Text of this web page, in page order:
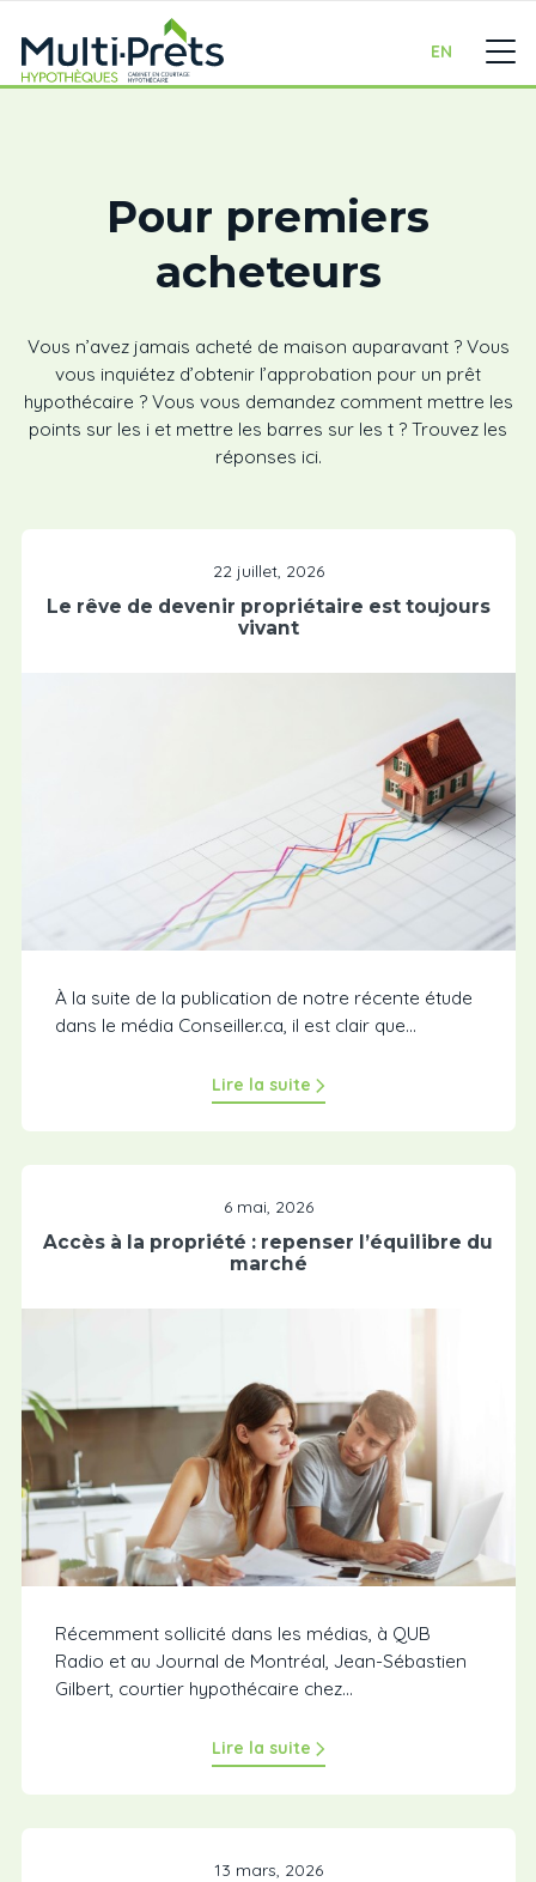
EN
Pour premiers
acheteurs
Vous n’avez jamais acheté de maison auparavant ? Vous
vous inquiétez d’obtenir l’approbation pour un prêt
hypothécaire ? Vous vous demandez comment mettre les
points sur les i et mettre les barres sur les t ? Trouvez les
réponses ici.
22 juillet, 2026
Le rêve de devenir propriétaire est toujours
vivant
À la suite de la publication de notre récente étude
dans le média Conseiller.ca, il est clair que...
Lire la suite
6 mai, 2026
Accès à la propriété : repenser l’équilibre du
marché
Récemment sollicité dans les médias, à QUB
Radio et au Journal de Montréal, Jean-Sébastien
Gilbert, courtier hypothécaire chez...
Lire la suite
13 mars, 2026